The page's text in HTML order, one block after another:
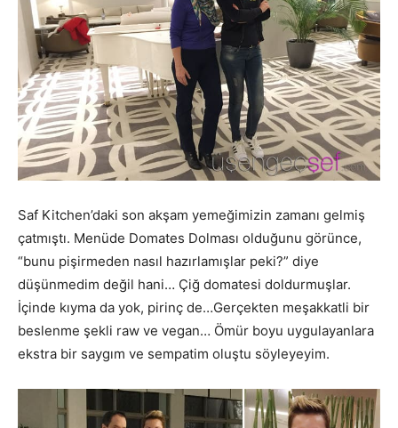
Saf Kitchen’daki son akşam yemeğimizin zamanı gelmiş
çatmıştı. Menüde Domates Dolması olduğunu görünce,
“bunu pişirmeden nasıl hazırlamışlar peki?” diye
düşünmedim değil hani… Çiğ domatesi doldurmuşlar.
İçinde kıyma da yok, pirinç de…Gerçekten meşakkatli bir
beslenme şekli raw ve vegan… Ömür boyu uygulayanlara
ekstra bir saygım ve sempatim oluştu söyleyeyim.